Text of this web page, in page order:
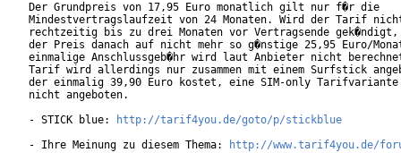
Der Grundpreis von 17,95 Euro monatlich gilt nur f�r die
Mindestvertragslaufzeit von 24 Monaten. Wird der Tarif
rechtzeitig bis zu drei Monaten vor Vertragsende
der Preis danach auf nicht mehr so g�nstige 25,95 Euro/
einmalige Anschlussgeb�hr wird laut Anbieter nicht
Tarif wird allerdings nur zusammen mit einem Surfstick
der einmalig 39,90 Euro kostet, eine SIM-only
nicht angeboten.
- STICK blue:
http://tarif4you.de/goto/p/stickblue
- Ihre Meinung zu diesem Thema:
http://www.tarif4you.de/